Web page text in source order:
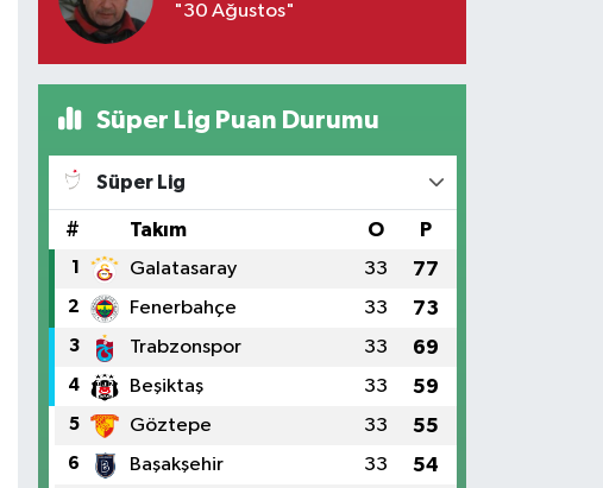
"30 Ağustos"
Süper Lig Puan Durumu
Süper Lig
# Takım O P
1 Galatasaray 33 77
2 Fenerbahçe 33 73
3 Trabzonspor 33 69
4 Beşiktaş 33 59
5 Göztepe 33 55
6 Başakşehir 33 54